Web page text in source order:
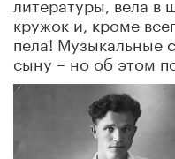
кружок и, кроме
пела! Музыкальные
сыну – но об этом